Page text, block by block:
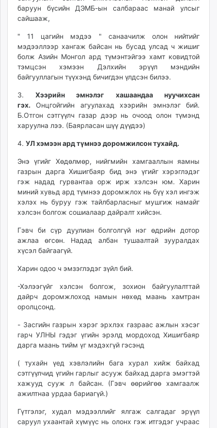
баруун бүсийн ДЭМБ-ын салбараас манай улсыг
сайшааж,
" 11 цагийн мэдээ " санаачилж олон нийтийг
мэдээллээр хангаж байсан нь бусад улсад ч жишиг
болж Азийн Монгол ард түмэнтэйгээ хамт ковидтой
тэмцсэн хэмээн Дэлхийн эрүүл мэндийн
байгууллагын түүхэнд бичигдэн үлдсэн билээ.
3. Хээрийн эмнэлэг хашаандаа нуучихсан
гэх. Онцгойгийн агуулахад хээрийн эмнэлэг бий.
Б.Отгон сэтгүүлч газар дээр нь очоод олон түмэнд
харуулна лээ. (Баярласан шүү дүүдээ)
4. УЛ хэмээн ард түмнээ доромжилсон тухайд.
Энэ үгийг Хөдөлмөр, нийгмийн хамгааллын яамны
газрын дарга Хишигбаяр бид энэ үгийг хэрэглэдэг
гэж надад гурвантаа орж ирж хэлсэн юм. Харин
миний хувьд ард түмнээ доромжлох нь бүү хэл ингэж
хэлэх нь буруу гэж тайлбарласныг мушгиж намайг
хэлсэн болгож сошиалаар дайралт хийсэн.
Гэвч би сүр дуулиан болголгүй нэг өдрийн дотор
ажлаа өгсөн. Надад албан тушаалтай зууралдах
хүсэл байгаагүй.
Харин одоо ч эмзэглэдэг зүйл бий.
-Хэлээгүйг хэлсэн болгож, зохион байгуулалттай
дайрч доромжлоход намын нөхөд маань хамтран
оролцсонд.
- Засгийн газрын хэрэг эрхлэх газраас ажлын хэсэг
гарч УЛНЫ гэдэг үгийн эрэлд мордоход Хишигбаяр
дарга маань тийм үг мэдэхгүй гэсэнд
( тухайн үед хэвлэлийн бага хурал хийж байхад
сэтгүүлчид үгийн гарлыг асууж байхад дарга эмэгтэй
хажууд сууж л байсан. (Гэвч өөрийгөө хамгаалж
ажилтнаа урдаа бариагүй.)
Гүтгэлэг, худал мэдээллийг ялгаж салгадаг эрүүл
саруул ухаантай хүмүүс нь олонх гэж итгэдэг учраас